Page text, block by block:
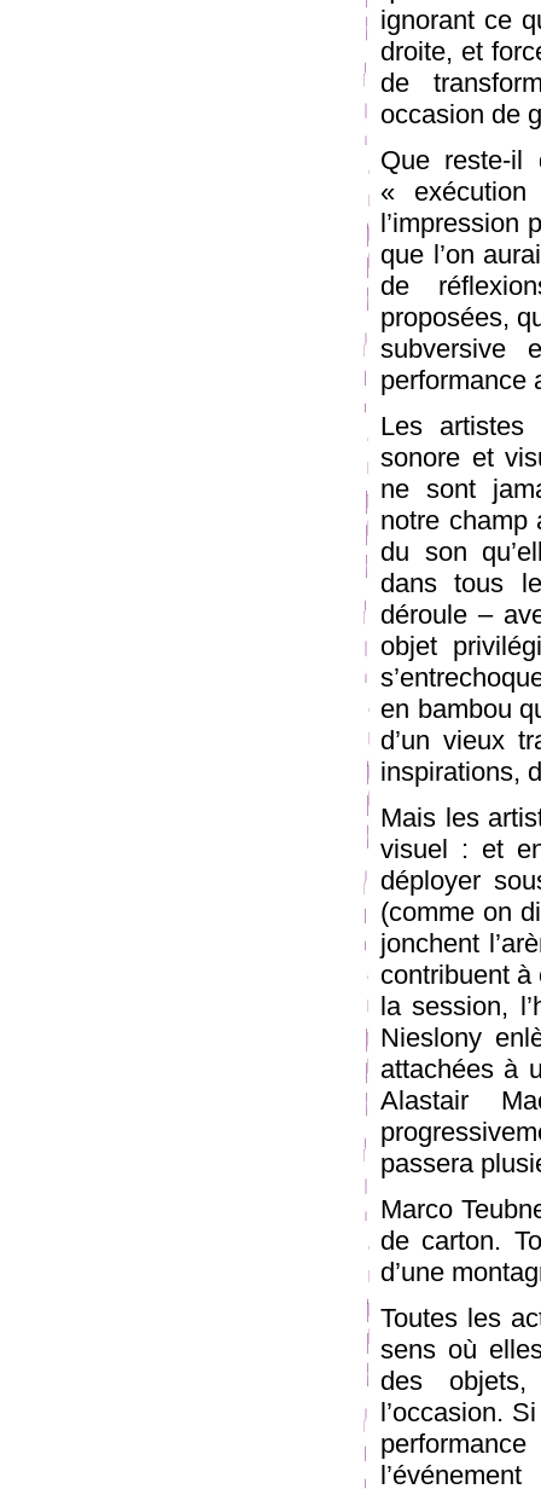
ignorant ce
droite, et
de
occasion de
Que reste-il
«
l’impression
que l’on
de
proposées,
subversive
performance
Les
sonore et
ne sont
notre champ
du son
dans tous
déroule –
objet
en bambou
d’un vieux
inspirations,
Mais les
visuel : et
déployer
(comme on
jonchent
contribuent
la session,
Nieslony
attachées à
Alastair
passera
Marco
de carton.
d’une
Toutes les
sens où
des
l’occasion.